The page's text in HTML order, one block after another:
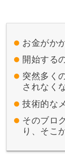
お金がか
開始する
突然多く
されなく
技術的な
そのブロ
り、そこ